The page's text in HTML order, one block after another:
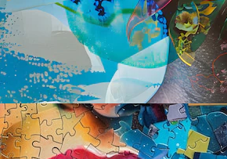
Copyright © 2010-2026Freepik Company S.L.U.